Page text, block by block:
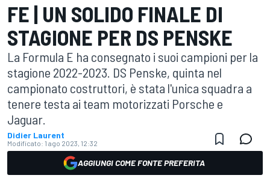
FE | UN SOLIDO FINALE DI
STAGIONE PER DS PENSKE
La Formula E ha consegnato i suoi campioni per la
stagione 2022-2023. DS Penske, quinta nel
campionato costruttori, è stata l'unica squadra a
tenere testa ai team motorizzati Porsche e
Jaguar.
Didier Laurent
Modificato: 1 ago 2023, 12:32
AGGIUNGI COME FONTE PREFERITA